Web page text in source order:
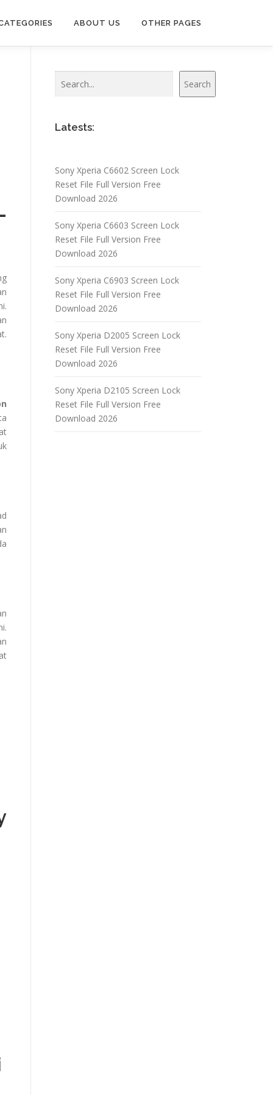
ABOUT US OTHER PAGES
Search
Latests:
Sony Xperia C6602 Screen Lock
Reset File Full Version Free
Download 2026
Sony Xperia C6603 Screen Lock
Reset File Full Version Free
Download 2026
Sony Xperia C6903 Screen Lock
Reset File Full Version Free
Download 2026
Sony Xperia D2005 Screen Lock
Reset File Full Version Free
Download 2026
Sony Xperia D2105 Screen Lock
Reset File Full Version Free
Download 2026